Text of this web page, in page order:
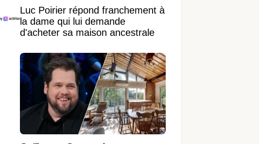
Luc Poirier répond franchement à
la dame qui lui demande
d'acheter sa maison ancestrale